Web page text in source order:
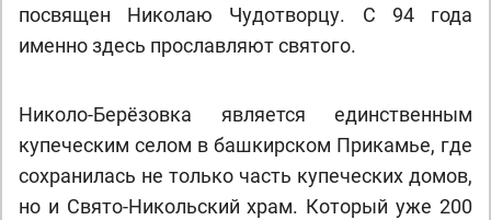
посвящен Николаю Чудотворцу. С 94 года
именно здесь прославляют святого.
Николо-Берёзовка является единственным
купеческим селом в башкирском Прикамье, где
сохранилась не только часть купеческих домов,
но и Свято-Никольский храм. Который уже 200